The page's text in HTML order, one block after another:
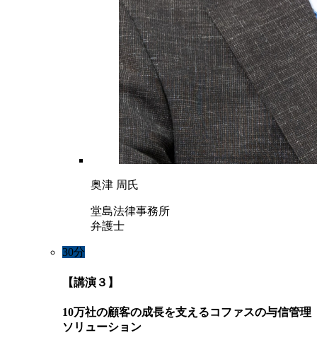
奥津 周氏
堂島法律事務所
弁護士
30分
【講演３】
10万社の顧客の成長を支えるコファスの与信管理
ソリューション